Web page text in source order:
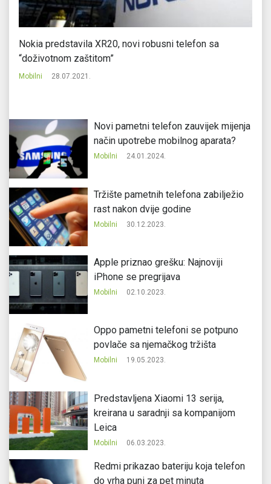
Nokia predstavila XR20, novi robusni telefon sa
“doživotnom zaštitom”
Mobilni 28.07.2021.
Novi pametni telefon zauvijek mijenja
način upotrebe mobilnog aparata?
Mobilni 24.01.2024.
Tržište pametnih telefona zabilježio
rast nakon dvije godine
Mobilni 30.12.2023.
Apple priznao grešku: Najnoviji
iPhone se pregrijava
Mobilni 02.10.2023.
Oppo pametni telefoni se potpuno
povlače sa njemačkog tržišta
Mobilni 19.05.2023.
Predstavljena Xiaomi 13 serija,
kreirana u saradnji sa kompanijom
Leica
Mobilni 06.03.2023.
Redmi prikazao bateriju koja telefon
do vrha puni za pet minuta